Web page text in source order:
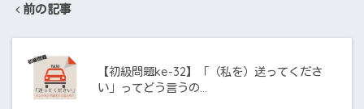
前の記事
【初級問題ke-32】「（私を）送ってくださ
い」ってどう言うの…